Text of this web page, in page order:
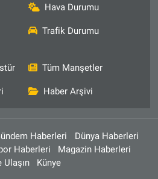
Hava Durumu
Trafik Durumu
Tüm Manşetler
Haber Arşivi
Haberleri
Dünya Haberleri
Haberleri
Magazin Haberleri
Ulaşın
Künye